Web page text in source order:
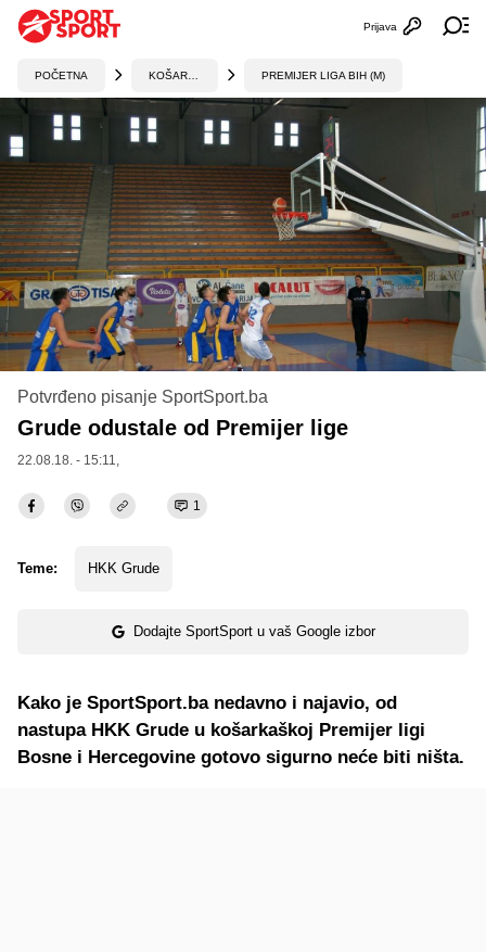
Otvori
Prijava
POČETNA PREMIJER LIGA BIH (M)
Potvrđeno pisanje SportSport.ba
Grude odustale od Premijer lige
22.08.18. - 15:11,
1
Teme: HKK Grude
Dodajte SportSport u vaš Google izbor
Kako je SportSport.ba nedavno i najavio, od
nastupa HKK Grude u košarkaškoj Premijer ligi
Bosne i Hercegovine gotovo sigurno neće biti ništa.